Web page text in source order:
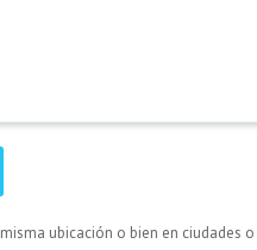
ubicación o bien en ciudades o